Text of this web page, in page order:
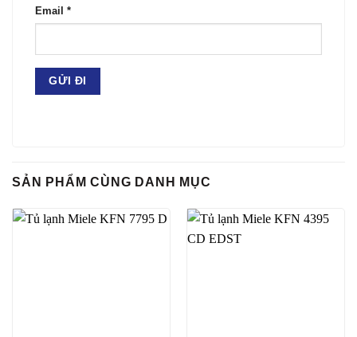
Email *
SẢN PHẨM CÙNG DANH MỤC